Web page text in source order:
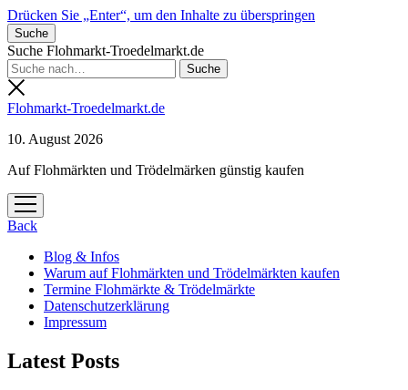
Drücken Sie „Enter“, um den Inhalte zu überspringen
Suche
Suche Flohmarkt-Troedelmarkt.de
Flohmarkt-Troedelmarkt.de
10. August 2026
Auf Flohmärkten und Trödelmärken günstig kaufen
Menü
öffnen
Back
Blog & Infos
Warum auf Flohmärkten und Trödelmärkten kaufen
Termine Flohmärkte & Trödelmärkte
Datenschutzerklärung
Impressum
Latest Posts